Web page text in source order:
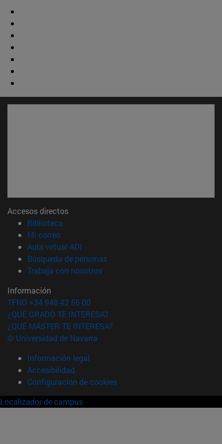
Accesos directos
Biblioteca
Mi correo(abre en nueva ventana)
Aula virtual ADI
Búsqueda de personas(abre en nueva ventana)
Trabaja con nosotros(abre en nueva ventana)
Información
TFNO +34 948 42 56 00
¿QUÉ GRADO TE INTERESA?
¿QUÉ MÁSTER TE INTERESA?
© Universidad de Navarra
Información legal
Accesibilidad
Configuración de cookies
Localizador de campus